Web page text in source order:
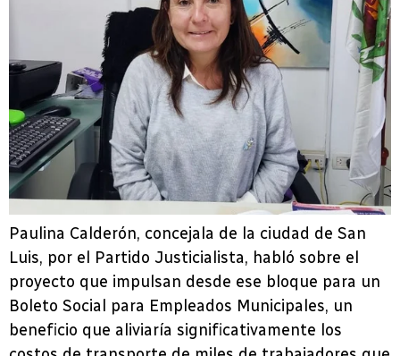
Paulina Calderón, concejala de la ciudad de San
Luis, por el Partido Justicialista, habló sobre el
proyecto que impulsan desde ese bloque para un
Boleto Social para Empleados Municipales, un
beneficio que aliviaría significativamente los